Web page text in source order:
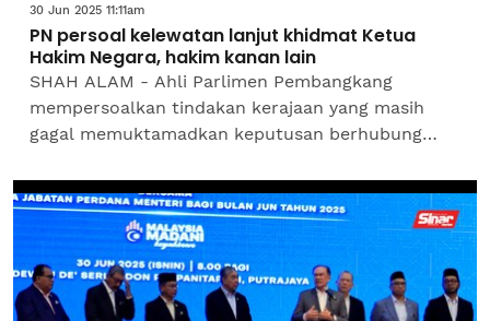
30 Jun 2025 11:11am
PN persoal kelewatan lanjut khidmat Ketua
Hakim Negara, hakim kanan lain
SHAH ALAM - Ahli Parlimen Pembangkang
mempersoalkan tindakan kerajaan yang masih
gagal memuktamadkan keputusan berhubung
Negara, Presiden Mahkamah Rayuan dan...